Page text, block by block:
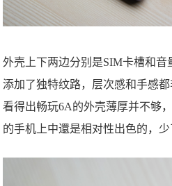
外壳上下两边分别是SIM卡槽和
添加了独特纹路，层次感和手感
看得出畅玩6A的外壳薄厚并不够
的手机上中還是相对性出色的，少